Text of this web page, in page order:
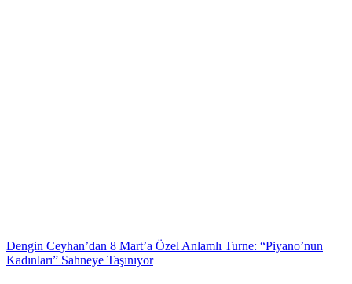
Dengin Ceyhan’dan 8 Mart’a Özel Anlamlı Turne: “Piyano’nun
Kadınları” Sahneye Taşınıyor